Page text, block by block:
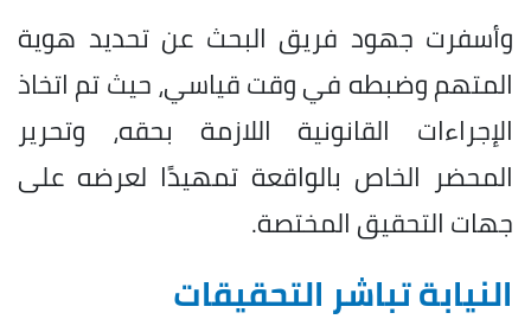
وأسفرت جهود فريق البحث عن تحديد هوية
المتهم وضبطه في وقت قياسي، حيث تم اتخاذ
الإجراءات القانونية اللازمة بحقه، وتحرير
المحضر الخاص بالواقعة تمهيدًا لعرضه على
جهات التحقيق المختصة.
النيابة تباشر التحقيقات